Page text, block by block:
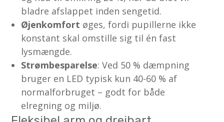
bladre afslappet inden sengetid.
Øjenkomfort øges, fordi pupillerne ikke
konstant skal omstille sig til én fast
lysmængde.
Strømbesparelse: Ved 50 % dæmpning
bruger en LED typisk kun 40-60 % af
normalforbruget – godt for både
elregning og miljø.